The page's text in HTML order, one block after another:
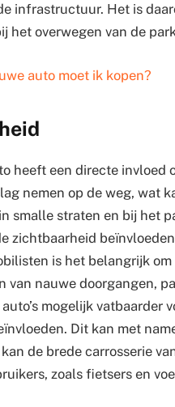
infrastructuur. Het is
het overwegen van de
auto moet ik kopen?
heeft een directe invloed
nemen op de weg, wat
smalle straten en bij het
zichtbaarheid
is het belangrijk
van nauwe doorgangen,
mogelijk
Dit kan met
de brede carrosserie
zoals fietsers en